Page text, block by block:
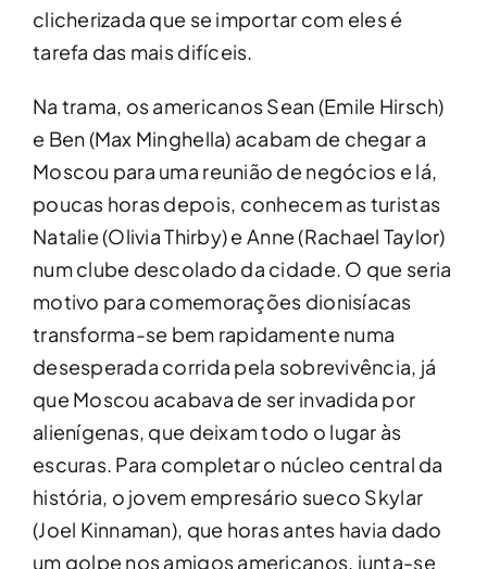
clicherizada que se importar com eles é
tarefa das mais difíceis.
Na trama, os americanos Sean (Emile Hirsch)
e Ben (Max Minghella) acabam de chegar a
Moscou para uma reunião de negócios e lá,
poucas horas depois, conhecem as turistas
Natalie (Olivia Thirby) e Anne (Rachael Taylor)
num clube descolado da cidade. O que seria
motivo para comemorações dionisíacas
transforma-se bem rapidamente numa
desesperada corrida pela sobrevivência, já
que Moscou acabava de ser invadida por
alienígenas, que deixam todo o lugar às
escuras. Para completar o núcleo central da
história, o jovem empresário sueco Skylar
(Joel Kinnaman), que horas antes havia dado
um golpe nos amigos americanos, junta-se